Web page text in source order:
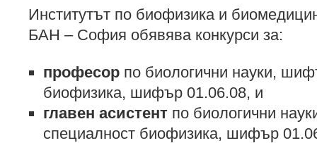
Институтът по биофизика и
БАН – София обявява конкурси за:
професор по биологични науки,
биофизика, шифър 01.06.08, и
главен асистент по биологични
специалност биофизика, шифър